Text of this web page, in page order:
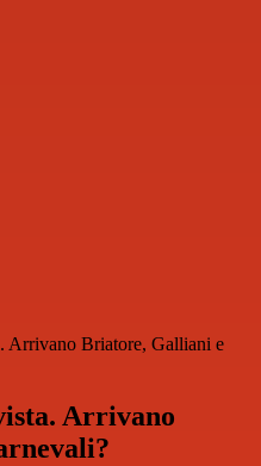
Arrivano Briatore, Galliani e
Arrivano